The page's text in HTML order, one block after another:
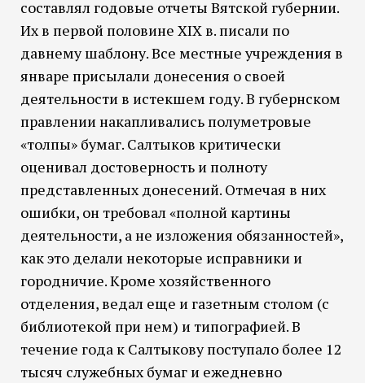
составлял годовые отчеты Вятской губернии.
Их в первой половине XIX в. писали по
давнему шаблону. Все местные учреждения в
январе присылали донесения о своей
деятельности в истекшем году. В губернском
правлении накапливались полуметровые
«толпы» бумаг. Салтыков критически
оценивал достоверность и полноту
представленных донесений. Отмечая в них
ошибки, он требовал «полной картины
деятельности, а не изложения обязанностей»,
как это делали некоторые исправники и
городничие. Кроме хозяйственного
отделения, ведал еще и газетным столом (с
библиотекой при нем) и типографией. В
течение года к Салтыкову поступало более 12
тысяч служебных бумаг и ежедневно